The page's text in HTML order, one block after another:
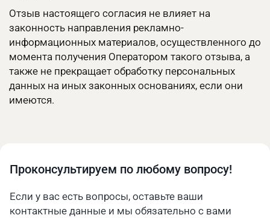
Отзыв настоящего согласия не влияет на
законность направления рекламно-
информационных материалов, осуществленного до
момента получения Оператором такого отзыва, а
также не прекращает обработку персональных
данных на иных законных основаниях, если они
имеются.
Проконсультируем по любому вопросу!
Если у вас есть вопросы, оставьте ваши
контактные данные и мы обязательно с вами